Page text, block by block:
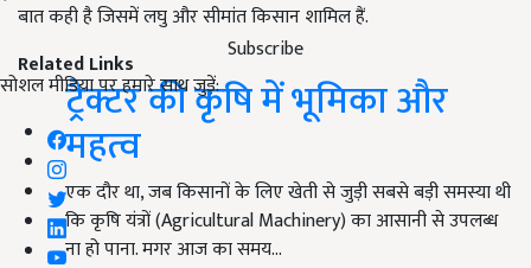
Subscribe
सोशल मीडिया पर हमारे साथ जुड़ें:
बात कही है जिसमें लघु और सीमांत किसान शामिल हैं.
Related Links
ट्रैक्टर की कृषि में भूमिका और
महत्व
एक दौर था, जब किसानों के लिए खेती से जुड़ी सबसे बड़ी समस्या थी
कि कृषि यंत्रों (Agricultural Machinery) का आसानी से उपलब्ध
ना हो पाना. मगर आज का समय…